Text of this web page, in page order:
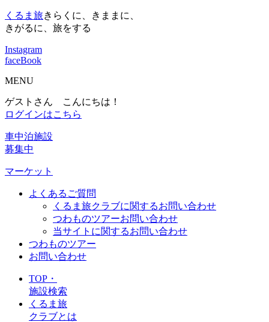
くるま旅きらくに、きままに、
きがるに、旅をする
Instagram
faceBook
MENU
ゲストさん こんにちは！
ログインはこちら
車中泊施設
募集中
マーケット
よくあるご質問
くるま旅クラブに関するお問い合わせ
つわものツアーお問い合わせ
当サイトに関するお問い合わせ
つわものツアー
お問い合わせ
TOP・
施設検索
くるま旅
クラブとは